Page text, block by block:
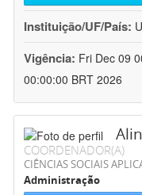
Instituição/UF/País:
Vigência: Fri Dec 09
00:00:00 BRT 2026
COORDENADOR(A)
CIÊNCIAS SOCIAIS
Administração